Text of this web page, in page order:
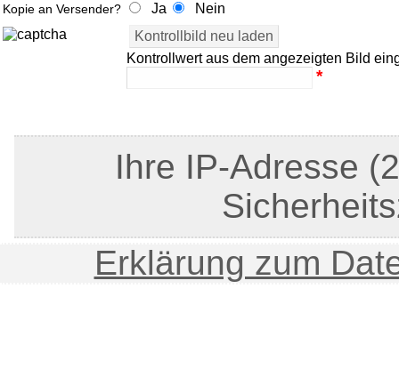
Kopie an Versender?
Ja Nein
Kontrollwert aus dem angezeigten Bild
*
Ihre IP-Adresse
Erklärung zum